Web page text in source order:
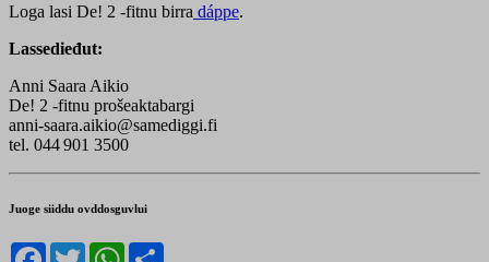
Loga lasi De! 2 -fitnu birra dáppe.
Lassedieđut:
Anni Saara Aikio
De! 2 -fitnu prošeaktabargi
anni-saara.aikio@samediggi.fi
tel. 044 901 3500
Juoge siiddu ovddosguvlui
Facebook
TwitterWhatsApp